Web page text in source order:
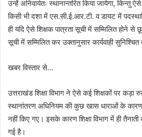
उन्हें अनिवार्यतः स्थानान्तरित किया जायेगा, किन्तु
किसी भी दशा में एस.सी.ई.आर.टी. व डायट में
ही यदि ऐसे शिक्षक पात्रता सूची में सम्मिलित होने से
सूची में सम्मिलित कर उक्तानुसार कार्यवाही सुनिश्चित
खबर विस्तार से…
उत्तराखंड शिक्षा विभाग ने ऐसे कई शिक्षकों पर कड़ा
स्थानांतरण अधिनियम की कुछ खास धाराओं के कारण
नहीं किए गए। इसके कारण शिक्षा विभाग में ही
गई है।